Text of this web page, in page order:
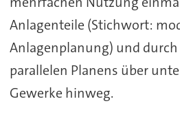
Anlagenteile (Stichwort:
Anlagenplanung) und
parallelen Planens über
Gewerke hinweg.